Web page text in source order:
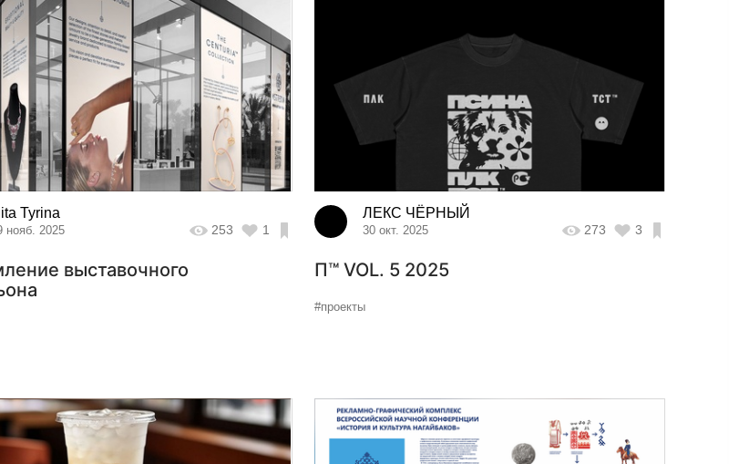
Tyrina
нояб. 2025 253 1
выставочного
ЛЕКС ЧЁРНЫЙ
30 окт. 2025 273 3
П™ VOL. 5 2025
#проекты